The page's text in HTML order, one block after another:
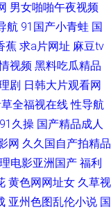
成人A级av 亚州午夜剧
精品免费视频 亚洲天堂
色 香蕉肏屄网 91尤物视
利AV网站 韩国偷拍免费
香蕉 日本女同中文字幕
福利局影院 日本黄色电
男女啪啪午夜视频
航 91国产小青蛙 国
蕉 求a片网址 麻豆tv
视频 黑料吃瓜精品
剧 日韩大片观看网
全福视在线 性导航
91久操 国产精品成人
网 久久国自产拍精品
电影亚洲国产 福利
黄色网网址女 久草视
亚州色图乱伦小说 国